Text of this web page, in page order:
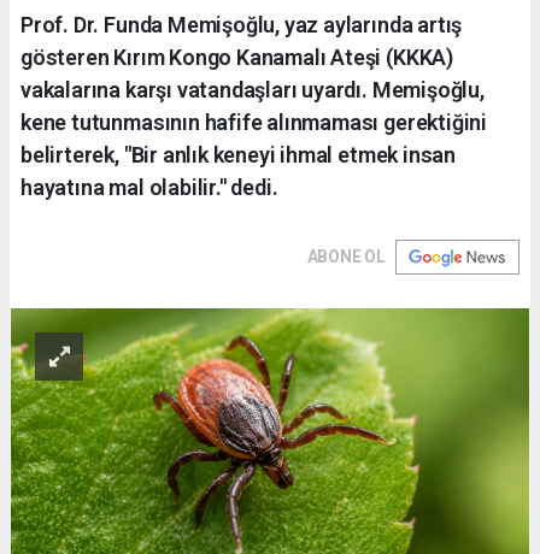
Prof. Dr. Funda Memişoğlu, yaz aylarında artış
gösteren Kırım Kongo Kanamalı Ateşi (KKKA)
vakalarına karşı vatandaşları uyardı. Memişoğlu,
kene tutunmasının hafife alınmaması gerektiğini
belirterek, "Bir anlık keneyi ihmal etmek insan
hayatına mal olabilir." dedi.
ABONE OL